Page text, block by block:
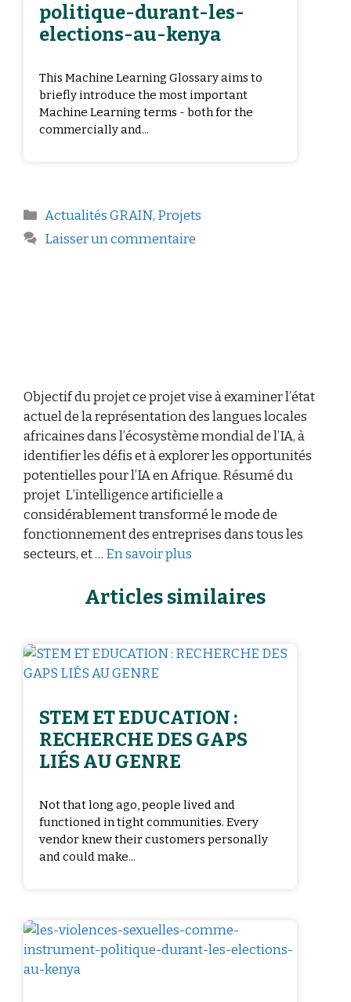
politique-durant-les-
elections-au-kenya
This Machine Learning Glossary aims to
briefly introduce the most important
Machine Learning terms - both for the
commercially and...
Actualités GRAIN, Projets
Laisser un commentaire
Objectif du projet ce projet vise à examiner l’état
actuel de la représentation des langues locales
africaines dans l’écosystème mondial de l’IA, à
identifier les défis et à explorer les opportunités
potentielles pour l’IA en Afrique. Résumé du
projet L’intelligence artificielle a
considérablement transformé le mode de
fonctionnement des entreprises dans tous les
secteurs, et … En savoir plus
Articles similaires
STEM ET EDUCATION :
RECHERCHE DES GAPS
LIÉS AU GENRE
Not that long ago, people lived and
functioned in tight communities. Every
vendor knew their customers personally
and could make...